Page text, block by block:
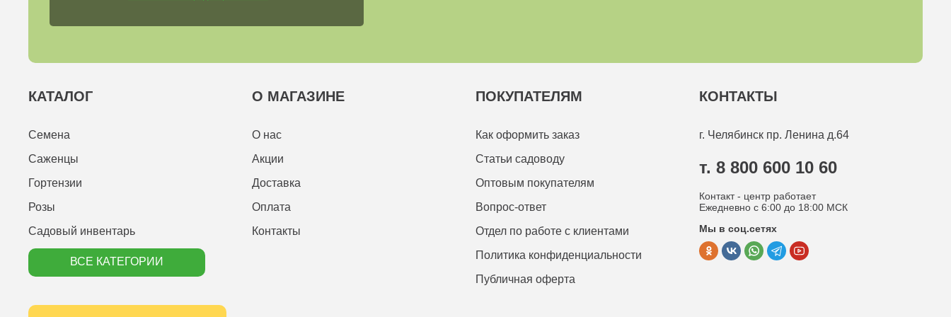
КАТАЛОГ
Семена
Саженцы
Гортензии
Розы
Садовый инвентарь
ВСЕ КАТЕГОРИИ
О МАГАЗИНЕ
О нас
Акции
Доставка
Оплата
Контакты
ПОКУПАТЕЛЯМ
Как оформить заказ
Статьи садоводу
Оптовым покупателям
Вопрос-ответ
Отдел по работе с клиентами
Политика конфиденциальности
Публичная оферта
КОНТАКТЫ
г. Челябинск пр. Ленина д.64
т. 8 800 600 10 60
Контакт - центр работает
Ежедневно с 6:00 до 18:00 МСК
Мы в соц.сетях